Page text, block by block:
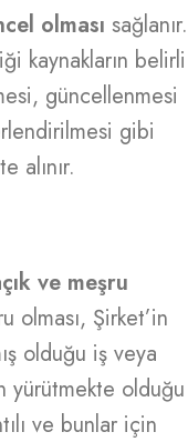
olması sağlanır.
kaynakların belirli
güncellenmesi
gibi
alınır.
ve meşru
olması, Şirket’in
olduğu iş veya
yürütmekte olduğu
ve bunlar için